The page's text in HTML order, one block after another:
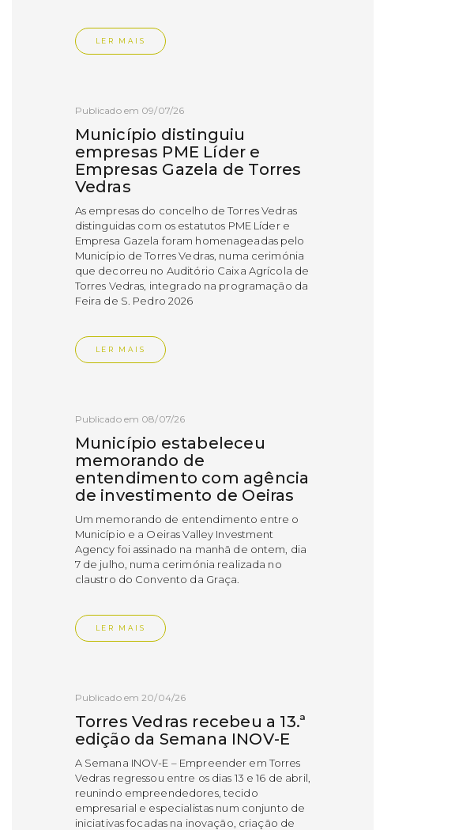
LER MAIS
Publicado em 09/07/26
Município distinguiu
empresas PME Líder e
Empresas Gazela de Torres
Vedras
As empresas do concelho de Torres Vedras
distinguidas com os estatutos PME Líder e
Empresa Gazela foram homenageadas pelo
Município de Torres Vedras, numa cerimónia
que decorreu no Auditório Caixa Agrícola de
Torres Vedras, integrado na programação da
Feira de S. Pedro 2026
LER MAIS
Publicado em 08/07/26
Município estabeleceu
memorando de
entendimento com agência
de investimento de Oeiras
Um memorando de entendimento entre o
Município e a Oeiras Valley Investment
Agency foi assinado na manhã de ontem, dia
7 de julho, numa cerimónia realizada no
claustro do Convento da Graça.
LER MAIS
Publicado em 20/04/26
Torres Vedras recebeu a 13.ª
edição da Semana INOV-E
A Semana INOV-E – Empreender em Torres
Vedras regressou entre os dias 13 e 16 de abril,
reunindo empreendedores, tecido
empresarial e especialistas num conjunto de
iniciativas focadas na inovação, criação de